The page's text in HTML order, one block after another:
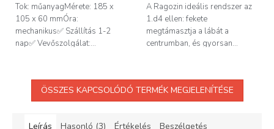
Tok: műanyagMérete: 185 x
105 x 60 mmÓra:
mechanikus✅ Szállítás 1-2
nap✅ Vevőszolgálat:...
A Ragozin ideális rendszer az
1.d4 ellen: fekete
megtámasztja a lábát a
centrumban, és gyorsan...
ÖSSZES KAPCSOLÓDÓ TERMÉK MEGJELENÍTÉSE
Leírás Hasonló (3) Értékelés Beszélgetés